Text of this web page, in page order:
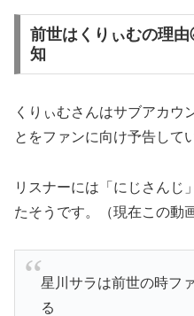
前世はくりぃむの理
知
くりぃむさんはサブアカウ
とをファンに向け予告して
リスナーには「にじさんじ
たそうです。（現在この動
星川サラは前世の時フ
る